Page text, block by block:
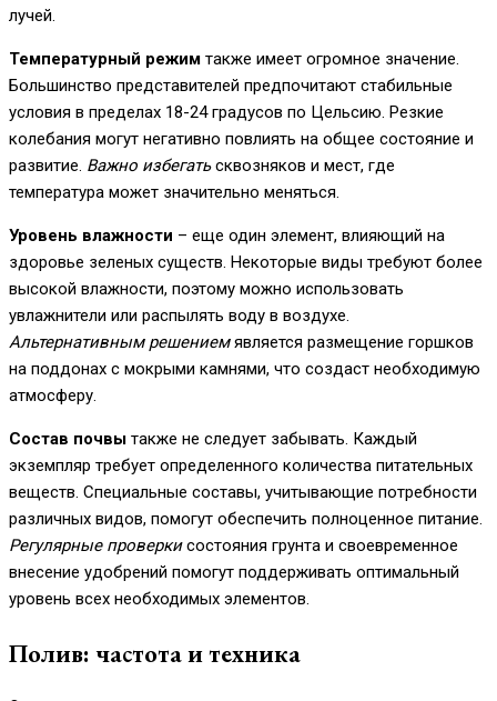
лучей.
Температурный режим также имеет огромное значение.
Большинство представителей предпочитают стабильные
условия в пределах 18-24 градусов по Цельсию. Резкие
колебания могут негативно повлиять на общее состояние и
развитие. Важно избегатьсквозняков и мест, где
температура может значительно меняться.
Уровень влажности – еще один элемент, влияющий на
здоровье зеленых существ. Некоторые виды требуют более
высокой влажности, поэтому можно использовать
увлажнители или распылять воду в воздухе.
Альтернативным решениемявляется размещение горшков
на поддонах с мокрыми камнями, что создаст необходимую
атмосферу.
Состав почвы также не следует забывать. Каждый
экземпляр требует определенного количества питательных
веществ. Специальные составы, учитывающие потребности
различных видов, помогут обеспечить полноценное питание.
Регулярные проверкисостояния грунта и своевременное
внесение удобрений помогут поддерживать оптимальный
уровень всех необходимых элементов.
Полив: частота и техника